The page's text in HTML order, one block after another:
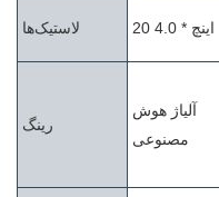
لاستیک‌ها 20 اینچ * 4.0
رینگ
آلیاژ هوش
مصنوعی